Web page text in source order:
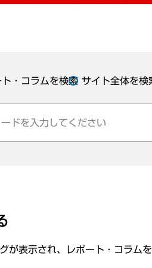
ト・コラムを検索 サイト全体を検
が表示され、レポート・コラム